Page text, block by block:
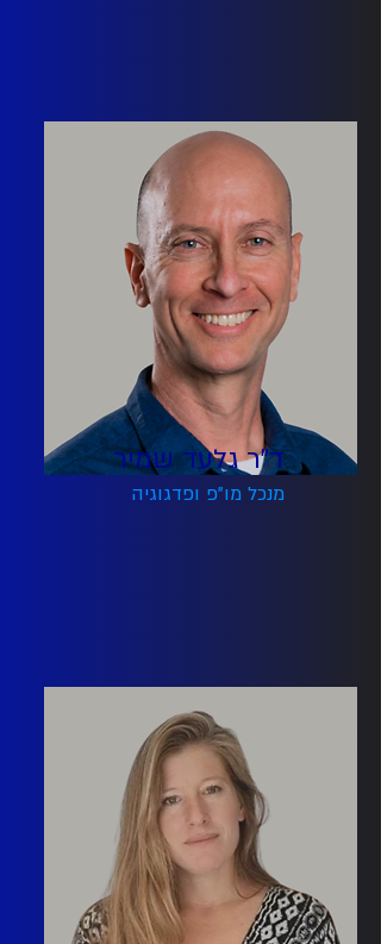
ד"ר גלעד שמיר
מנכל מו"פ ופדגוגיה